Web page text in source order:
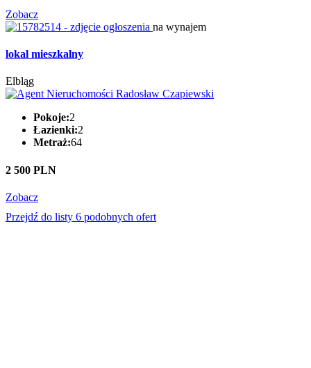
Zobacz
na wynajem
lokal mieszkalny
Elbląg
Pokoje:2
Łazienki:2
Metraż:64
2 500 PLN
Zobacz
Przejdź do listy 6 podobnych ofert